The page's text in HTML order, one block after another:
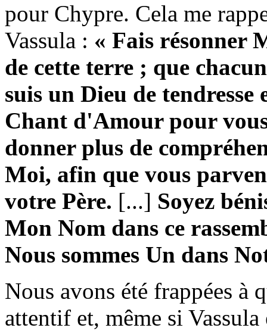
pour Chypre. Cela me
Vassula : « Fais résonner
de cette terre ; que
suis un Dieu de tendresse
Chant d'Amour pour
donner plus de
Moi, afin que vous
votre Père. [...] Soyez
Mon Nom dans ce
Nous sommes Un dans
Nous avons été frappées à
attentif et, même si